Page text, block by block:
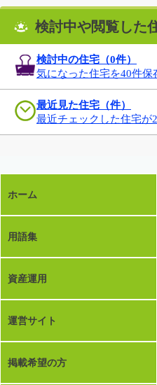
検討中や閲覧した
検討中の住宅（0件）
気になった住宅を40件保
最近見た住宅（件）
最近チェックした住宅が
ホーム
用語集
資産運用
運営サイト
掲載希望の方